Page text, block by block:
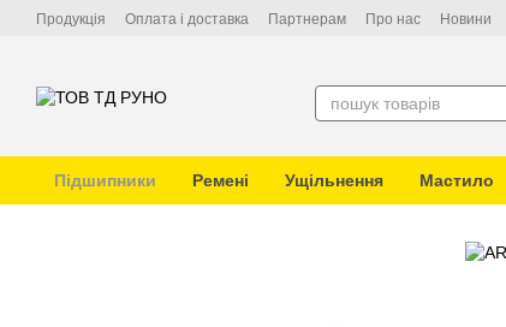
Перейти до основного контенту
Продукція Оплата і доставка Партнерам Про нас Новини
Підшипники Ремені Ущільнення Мастило